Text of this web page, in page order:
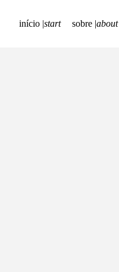
início |start sobre |about